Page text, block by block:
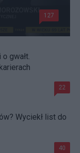
127
gwałt.
22
Wyciekł list do
40